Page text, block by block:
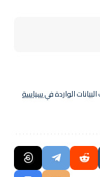
الواردة فيسياسة